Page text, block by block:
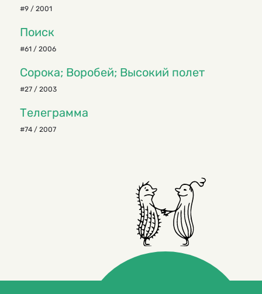
#9 / 2001
Поиск
#61 / 2006
Сорока; Воробей; Высокий полет
#27 / 2003
Телеграмма
#74 / 2007